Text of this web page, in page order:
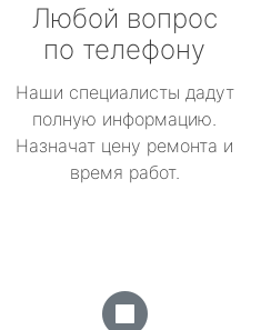
Любой вопрос
по телефону
Наши специалисты дадут
полную информацию.
Назначат цену ремонта и
время работ.